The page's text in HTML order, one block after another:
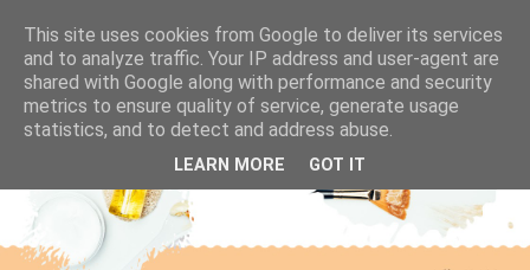
This site uses cookies from Google to deliver its services
and to analyze traffic. Your IP address and user-agent are
shared with Google along with performance and security
metrics to ensure quality of service, generate usage
statistics, and to detect and address abuse.
LEARN MORE GOT IT